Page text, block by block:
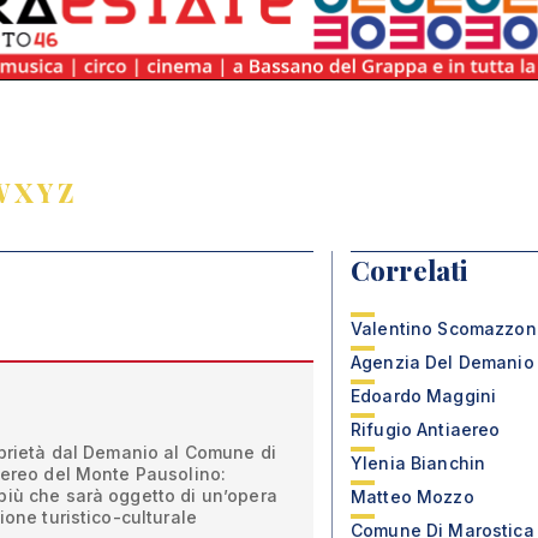
XYZ
dal Demanio al Comune di
del Monte Pausolino:
che sarà oggetto di un’opera
turistico-culturale
Correlati
Valentino Scomazzon
Agenzia Del Demanio
Edoardo Maggini
Rifugio Antiaereo
Ylenia Bianchin
Matteo Mozzo
Comune Di Marostica